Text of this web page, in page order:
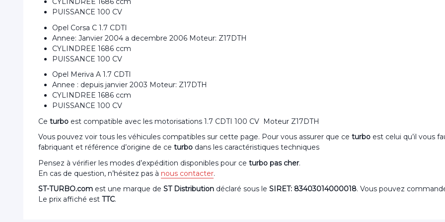
PUISSANCE 100 CV
Opel Corsa C 1.7 CDTI
Annee: Janvier 2004 a decembre 2006 Moteur: Z17DTH
CYLINDREE 1686 ccm
PUISSANCE 100 CV
Opel Meriva A 1.7 CDTI
Annee : depuis janvier 2003 Moteur: Z17DTH
CYLINDREE 1686 ccm
PUISSANCE 100 CV
Ce turbo est compatible avec les motorisations 1.7 CDTI 100 CV Moteur Z17DTH
Vous pouvez voir tous les véhicules compatibles sur cette page. Pour vous assurer que ce turbo est celui qu’il vous
fabriquant et référence d’origine de ce turbo dans les caractéristiques techniques
Pensez à vérifier les modes d’expédition disponibles pour ce turbo pas cher.
En cas de question, n’hésitez pas à nous contacter.
ST-TURBO.com est une marque de ST Distribution déclaré sous le SIRET: 83403014000018. Vous pouvez
Le prix affiché est TTC.